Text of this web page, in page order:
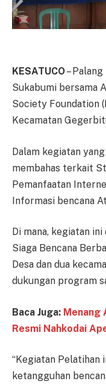
KESATUCO–
Sukabumi bersama
Society Foundation
Kecamatan
Dalam kegiatan
membahas terkait
Pemanfaatan
Informasi bencana
Di mana, kegiatan
Siaga Bencana
Desa dan dua
dukungan program
Baca Juga: Menang
Resmi Nahkodai
“Kegiatan Pelatihan
ketangguhan